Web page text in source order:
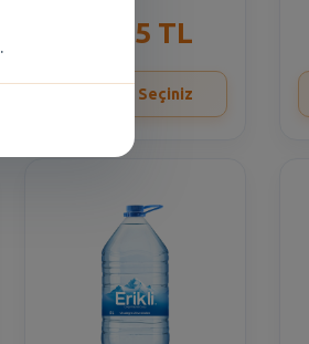
16,55 TL
Şube Seçiniz